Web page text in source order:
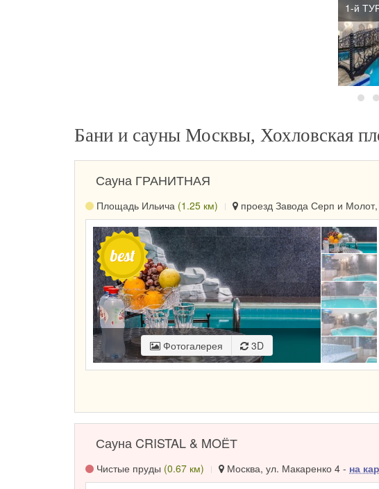
1-й
Бани и сауны Москвы, Хохловская
Сауна ГРАНИТНАЯ
Площадь Ильича (1.25 км) проезд Завода Серп и
Фотогалерея 3D
Сауна CRISTAL & MOЁТ
Чистые пруды (0.67 км) Москва, ул. Макаренко 4 - на